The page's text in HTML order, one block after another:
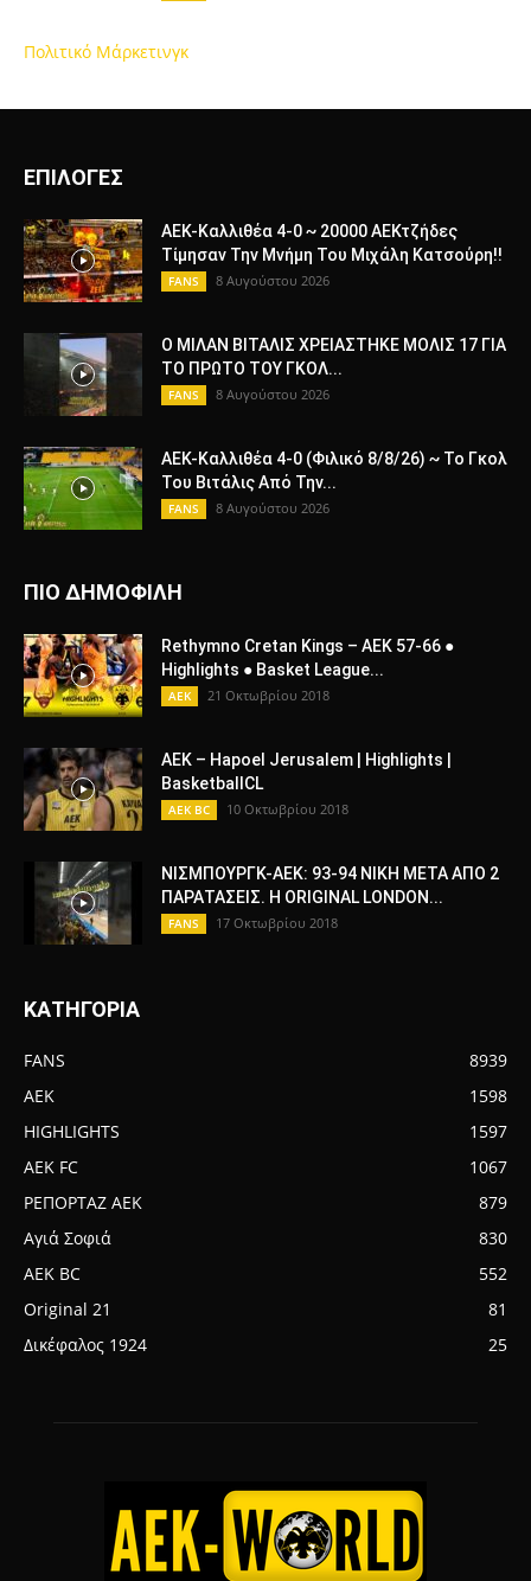
Πολιτικό Μάρκετινγκ
ΕΠΙΛΟΓΕΣ
ΑΕΚ-Καλλιθέα 4-0 ~ 20000 ΑΕΚτζήδες
Τίμησαν Την Μνήμη Του Μιχάλη Κατσούρη!!
FANS 8 Αυγούστου 2026
Ο ΜΙΛΑΝ ΒΙΤΑΛΙΣ ΧΡΕΙΑΣΤΗΚΕ ΜΟΛΙΣ 17 ΓΙΑ
ΤΟ ΠΡΩΤΟ ΤΟΥ ΓΚΟΛ...
FANS 8 Αυγούστου 2026
ΑΕΚ-Καλλιθέα 4-0 (Φιλικό 8/8/26) ~ Το Γκολ
Του Βιτάλις Από Την...
FANS 8 Αυγούστου 2026
ΠΙΟ ΔΗΜΟΦΙΛΗ
Rethymno Cretan Kings – AEK 57-66 ●
Highlights ● Basket League...
AEK 21 Οκτωβρίου 2018
AEK – Hapoel Jerusalem | Highlights |
BasketballCL
AEK BC 10 Οκτωβρίου 2018
ΝΙΣΜΠΟΥΡΓΚ-ΑΕΚ: 93-94 ΝΙΚΗ ΜΕΤΑ ΑΠΟ 2
ΠΑΡΑΤΑΣΕΙΣ. H ΟRIGINAL LONDON...
FANS 17 Οκτωβρίου 2018
ΚΑΤΗΓΟΡΙΑ
FANS
8939
AEK
1598
HIGHLIGHTS
1597
AEK FC
1067
ΡΕΠΟΡΤΑΖ ΑΕΚ
879
Αγιά Σοφιά
830
AEK BC
552
Original 21
81
Δικέφαλος 1924
25